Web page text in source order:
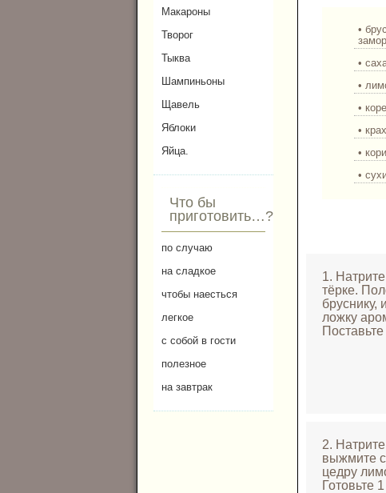
Макароны
Творог
Тыква
Шампиньоны
Щавель
Яблоки
Яйца.
Что бы
приготовить…?
по случаю
на сладкое
чтобы наесться
легкое
с собой в гости
полезное
на завтрак
•
•
•
•
•
•
•
1.
тёрке.
бруснику,
ложку
2.
выжмите
цедру
Готовьте